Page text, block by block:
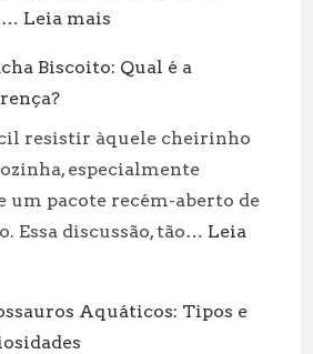
Leia mais
Negra:
Biscoito: Qual é a
resistir àquele cheirinho
especialmente
um pacote recém-aberto de
Essa discussão, tão… Leia
Aquáticos: Tipos e